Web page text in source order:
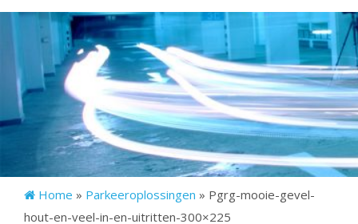
Home » Parkeeroplossingen » Pgrg-mooie-gevel-
hout-en-veel-in-en-uitritten-300×225